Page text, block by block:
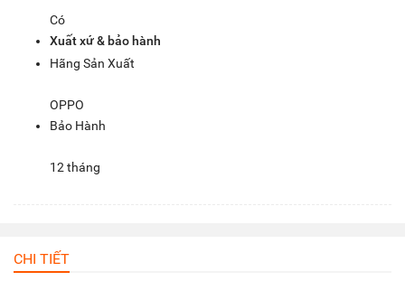
Có
Xuất xứ & bảo hành
Hãng Sản Xuất
OPPO
Bảo Hành
12 tháng
CHI TIẾT